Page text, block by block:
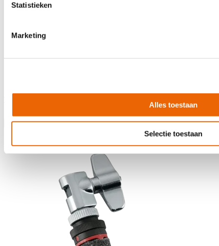
Statistieken
Marketing
Alles toestaan
Selectie toestaan